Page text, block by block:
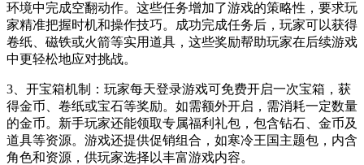
环境中完成空翻动作。这些任务增加了游戏的策略性，要求玩
家精准把握时机和操作技巧。成功完成任务后，玩家可以获得
卷纸、磁铁或火箭等实用道具，这些奖励帮助玩家在后续游戏
中更轻松地应对挑战。
3、开宝箱机制：玩家每天登录游戏可免费开启一次宝箱，获
得金币、卷纸或宝石等奖励。如需额外开启，需消耗一定数量
的金币。新手玩家还能领取专属福利礼包，包含钻石、金币及
道具等资源。游戏还提供促销组合，如寒冷王国主题包，内含
角色和资源，供玩家选择以丰富游戏内容。